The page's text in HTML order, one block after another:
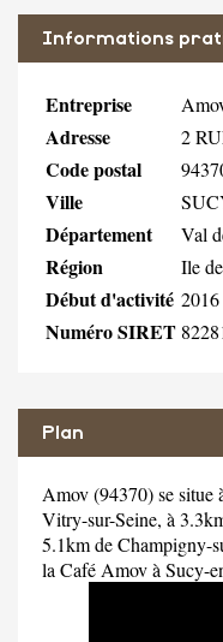
Informations
Entreprise
Adresse 2
Code postal
Ville
Département Val
Région Ile
Début d'activité 2016
Numéro SIRET
Plan
Amov (94370) se situe
Vitry-sur-Seine, à
5.1km de Champigny-
la Café Amov à Sucy-